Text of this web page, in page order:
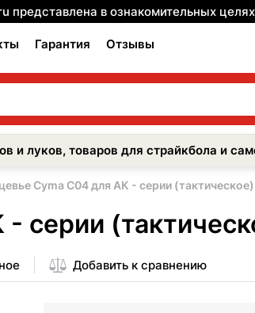
представлена в ознакомительных
Гарантия Отзывы
и луков, товаров для страйкбола и
Cyma C04 для АК - серии (тактическое)
серии
Добавить к сравнению